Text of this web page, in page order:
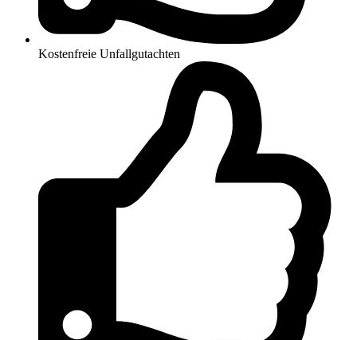
Kostenfreie Unfallgutachten